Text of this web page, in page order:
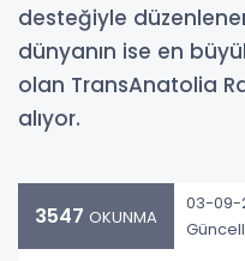
desteğiyle
dünyanın ise en
olan TransAnatolia
alıyor.
3547 OKUNMA
03-09-